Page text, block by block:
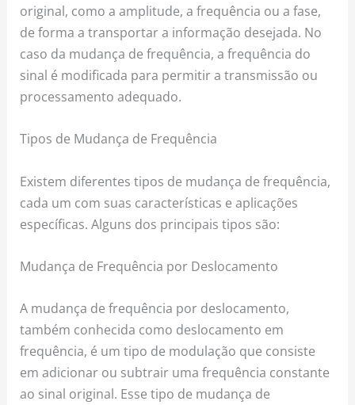
original, como a amplitude, a frequência ou a fase,
de forma a transportar a informação desejada. No
caso da mudança de frequência, a frequência do
sinal é modificada para permitir a transmissão ou
processamento adequado.
Tipos de Mudança de Frequência
Existem diferentes tipos de mudança de frequência,
cada um com suas características e aplicações
específicas. Alguns dos principais tipos são:
Mudança de Frequência por Deslocamento
A mudança de frequência por deslocamento,
também conhecida como deslocamento em
frequência, é um tipo de modulação que consiste
em adicionar ou subtrair uma frequência constante
ao sinal original. Esse tipo de mudança de